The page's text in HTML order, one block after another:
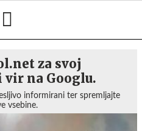
za svoj
na Googlu.
informirani ter spremljajte
vsebine.